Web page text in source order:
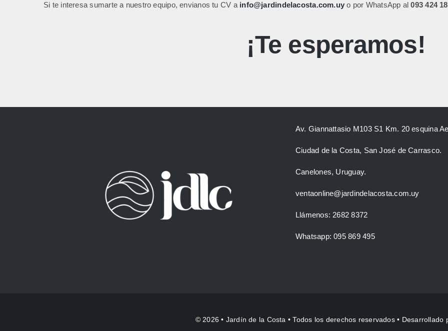
Si te interesa sumarte a nuestro equipo, envianos tu CV a info@jardindelacosta.com.uy o por WhatsApp al093 424
¡Te esperamos!
Av. Giannattasio M103 S1 Km. 20 esquina
Ciudad de la Costa, San José de Carrasco.
Canelones, Uruguay.
ventaonline@jardindelacosta.com.uy
Llámenos: 2682 8372
Whatsapp: 095 869 495
© 2026 • Jardín de la Costa • Todos los derechos reservados • Desarrollado